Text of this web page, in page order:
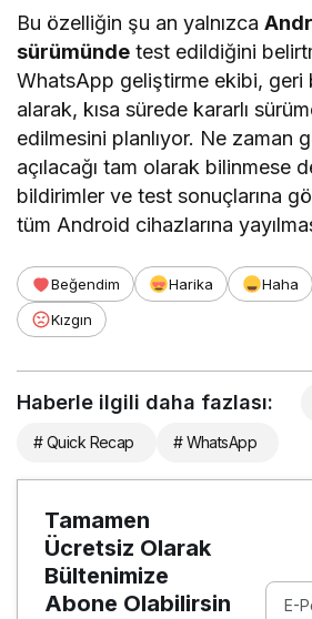
Bu özelliğin şu an yalnızca
sürümünde test edildiğini
WhatsApp geliştirme ekibi, geri
alarak, kısa sürede kararlı
edilmesini planlıyor. Ne zaman
açılacağı tam olarak bilinmese
bildirimler ve test sonuçlarına
tüm Android cihazlarına
Beğendim Harika Haha
Kızgın
Haberle ilgili daha fazlası:
# Quick Recap # WhatsApp
Tamamen
Ücretsiz Olarak
Bültenimize
Abone Olabilirsin